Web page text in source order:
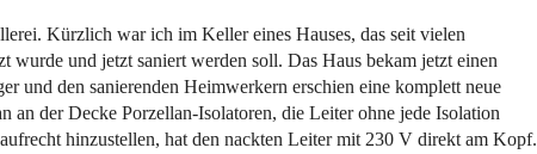
Kürzlich war ich im Keller eines Hauses, das seit vielen
wurde und jetzt saniert werden soll. Das Haus bekam jetzt einen
und den sanierenden Heimwerkern erschien eine komplett neue
an der Decke Porzellan-Isolatoren, die Leiter ohne jede Isolation
hinzustellen, hat den nackten Leiter mit 230 V direkt am Kopf.